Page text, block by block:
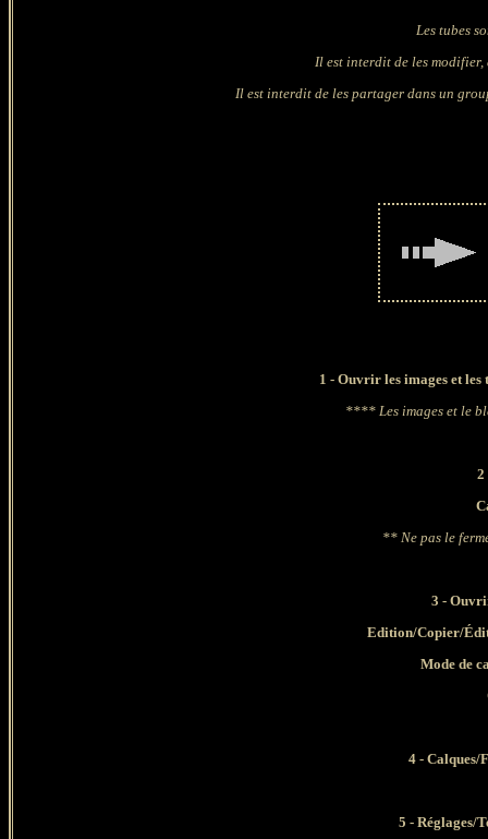
Les tubes
Il est interdit de les modifier,
Il est interdit de les partager dans un
1 - Ouvrir les images et
**** Les images et le
2
** Ne pas le
3 -
Edition/Copier/
Mode de
4 - Calques/
5 - Réglages/